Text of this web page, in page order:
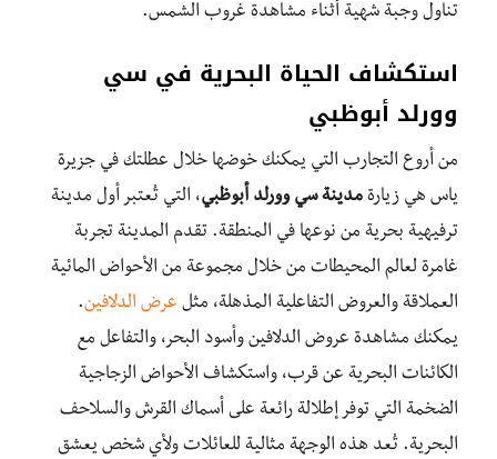
تناول وجبة شهية أثناء مشاهدة غروب الشمس.
استكشاف الحياة البحرية في سي
وورلد أبوظبي
من أروع التجارب التي يمكنك خوضها خلال عطلتك في جزيرة
ياس هي زيارة مدينة سي وورلد أبوظبي، التي تُعتبر أول مدينة
ترفيهية بحرية من نوعها في المنطقة. تقدم المدينة تجربة
غامرة لعالم المحيطات من خلال مجموعة من الأحواض المائية
العملاقة والعروض التفاعلية المذهلة، مثل عرض الدلافين.
يمكنك مشاهدة عروض الدلافين وأسود البحر، والتفاعل مع
الكائنات البحرية عن قرب، واستكشاف الأحواض الزجاجية
الضخمة التي توفر إطلالة رائعة على أسماك القرش والسلاحف
البحرية. تُعد هذه الوجهة مثالية للعائلات ولأي شخص يعشق